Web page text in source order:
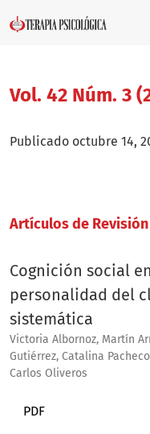
Vol. 42 Núm. 3
Publicado octubre 14,
Artículos de Revisión
Cognición social
personalidad del
sistemática
Victoria Albornoz, Martín
Gutiérrez, Catalina
Carlos Oliveros
PDF